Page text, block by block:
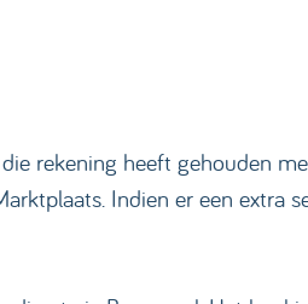
rekening heeft gehouden
Indien er een extra